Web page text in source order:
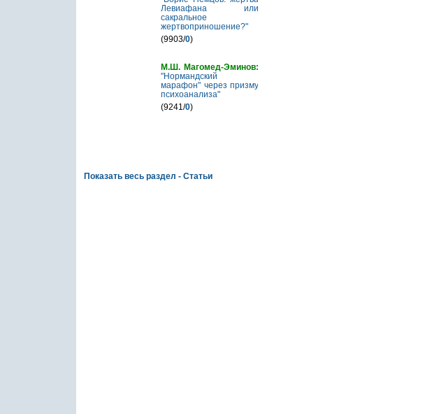
Левиафана или
сакральное
жертвоприношение?"
(9903/0)
М.Ш. Магомед-Эминов:
"Нормандский
марафон" через призму
психоанализа"
(9241/0)
Показать весь раздел - Статьи